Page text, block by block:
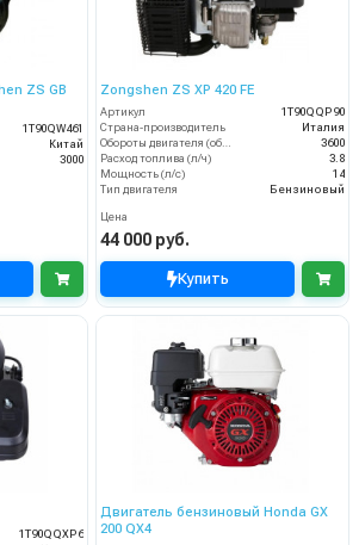
ZS GB
1T90QW461
Китай
3000
Zongshen ZS XP 420 FE
Артикул
1T90QQP90
Страна-производитель
Италия
3600
Расход топлива (л/ч)
3.8
Мощность (л/с)
14
Тип двигателя
Бензиновый
Цена
44 000 руб.
Купить
1T90QQXP6
Двигатель бензиновый Honda GX
200 QX4